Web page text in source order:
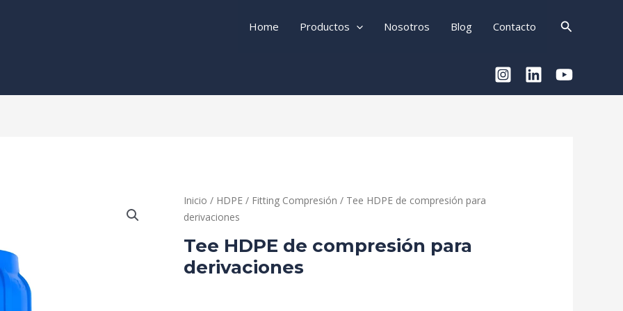
Home Productos Nosotros Blog Contacto Buscar
Inicio / HDPE / Fitting Compresión / Tee HDPE de compresión para
derivaciones
Tee HDPE de compresión para
derivaciones